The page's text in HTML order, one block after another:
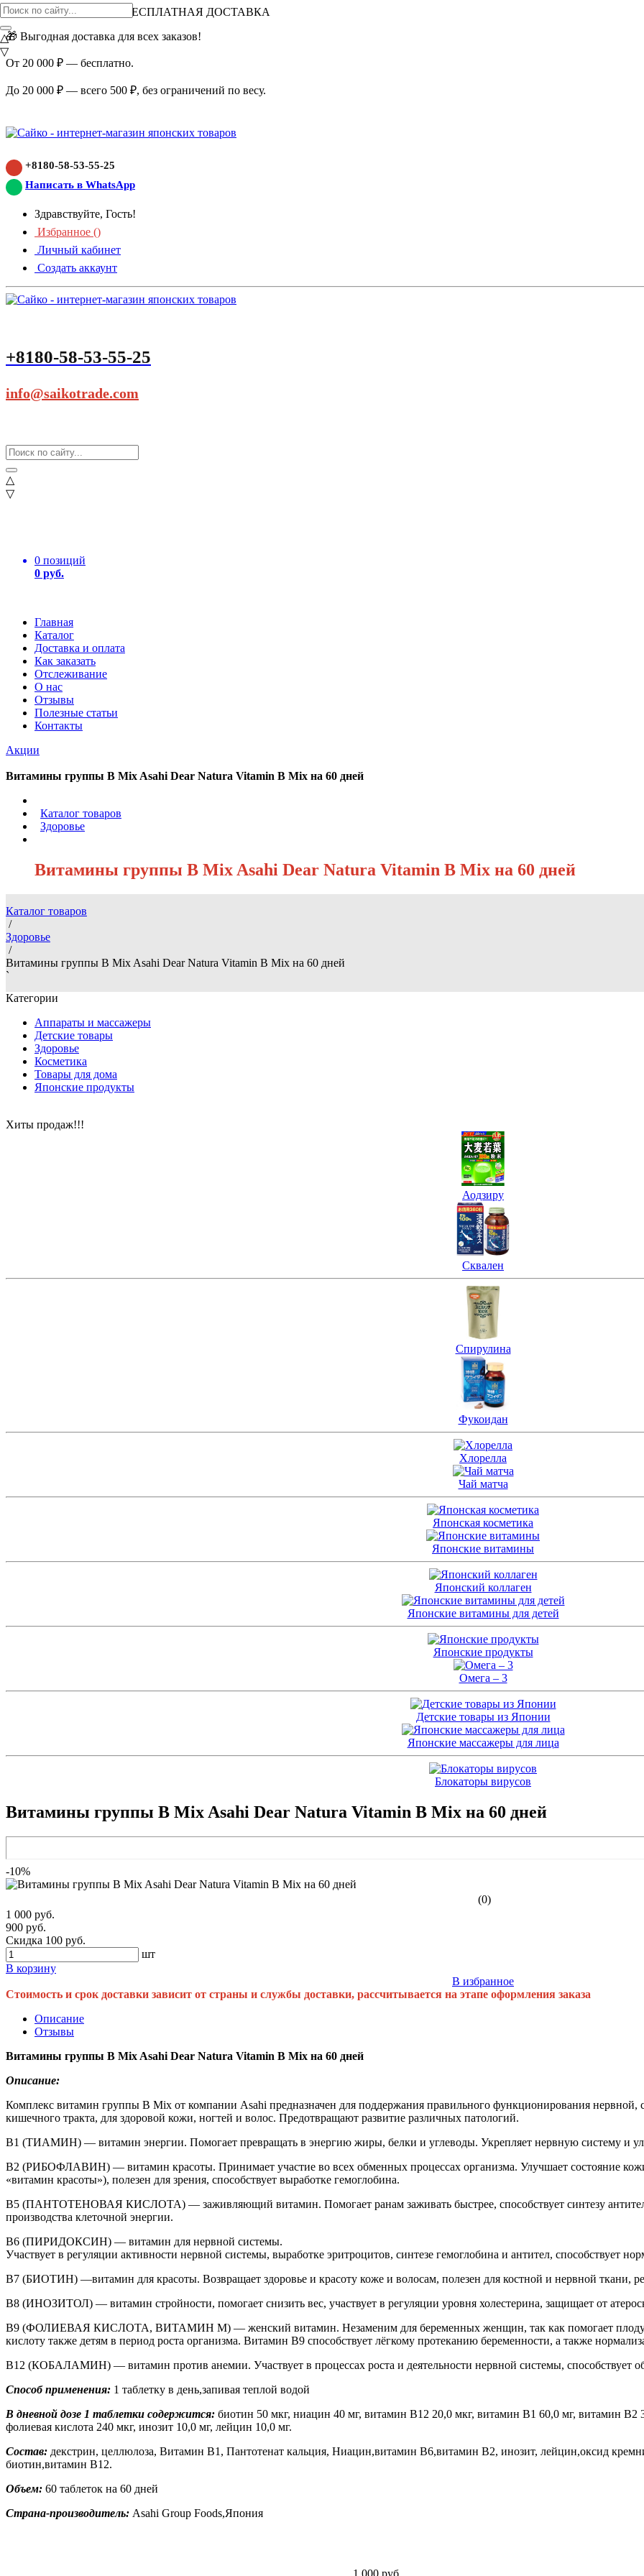
ВНИМАНИЕ АКЦИЯ!
БЕСПЛАТНАЯ ДОСТАВКА
🎁 Выгодная доставка для всех заказов!
От 20 000 ₽ — бесплатно.
До 20 000 ₽ — всего 500 ₽, без ограничений по весу.
+8180-58-53-55-25
Написать в WhatsApp
Здравствуйте, Гость!
Избранное ()
Личный кабинет
Создать аккаунт
+8180-58-53-55-25
info@saikotrade.com
△
▽
0 позиций
0 руб.
Главная
Каталог
Доставка и оплата
Как заказать
Отслеживание
О нас
Отзывы
Полезные статьи
Контакты
Акции
△
▽
Витамины группы В Mix Asahi Dear Natura Vitamin B Mix на 60 дней
Каталог товаров
Здоровье
Витамины группы В Mix Asahi Dear Natura Vitamin B Mix на 60 дней
Каталог товаров
/
Здоровье
/
Витамины группы В Mix Asahi Dear Natura Vitamin B Mix на 60 дней
`
Категории
Аппараты и массажеры
Детские товары
Здоровье
Косметика
Товары для дома
Японские продукты
Хиты продаж!!!
Аодзиру
Сквален
Спирулина
Фукоидан
Хлорелла
Чай матча
Японская косметика
Японские витамины
Японский коллаген
Японские витамины для детей
Японские продукты
Омега – 3
Детские товары из Японии
Японские массажеры для лица
Блокаторы вирусов
Витамины группы В Mix Asahi Dear Natura Vitamin B Mix на 60 дней
-10%
(0)
1 000 руб.
900 руб.
Скидка 100 руб.
шт
В корзину
В избранное
Стоимость и срок доставки зависит от страны и службы доставки, рассчитывается на этапе оформления заказа
Описание
Отзывы
Витамины группы В Mix Asahi Dear Natura Vitamin B Mix на 60 дней
Описание:
Комплекс витамин группы В Mix от компании Asahi предназначен для поддержания правильного функционирования нервной,
кишечного тракта, для здоровой кожи, ногтей и волос. Предотвращают развитие различных патологий.
B1 (ТИАМИН) — витамин энергии. Помогает превращать в энергию жиры, белки и углеводы. Укрепляет нервную систему и
B2 (РИБОФЛАВИН) — витамин красоты. Принимает участие во всех обменных процессах организма. Улучшает состояние
«витамин красоты»), полезен для зрения, способствует выработке гемоглобина.
B5 (ПАНТОТЕНОВАЯ КИСЛОТА) — заживляющий витамин. Помогает ранам заживать быстрее, способствует синтезу антител,
производства клеточной энергии.
B6 (ПИРИДОКСИН) — витамин для нервной системы.
Участвует в регуляции активности нервной системы, выработке эритроцитов, синтезе гемоглобина и антител, способствует
B7 (БИОТИН) —витамин для красоты. Возвращает здоровье и красоту коже и волосам, полезен для костной и нервной ткани,
B8 (ИНОЗИТОЛ) — витамин стройности, помогает снизить вес, участвует в регуляции уровня холестерина, защищает от
B9 (ФОЛИЕВАЯ КИСЛОТА, ВИТАМИН M) — женский витамин. Незаменим для беременных женщин, так как помогает плоду
кислоту также детям в период роста организма. Витамин B9 способствует лёгкому протеканию беременности, а также
B12 (КОБАЛАМИН) — витамин против анемии. Участвует в процессах роста и деятельности нервной системы, способствует
Способ применения: 1 таблетку в день,запивая теплой водой
В дневной дозе 1 таблетки содержится: биотин 50 мкг, ниацин 40 мг, витамин В12 20,0 мкг, витамин В1 60,0 мг, витамин В2
фолиевая кислота 240 мкг, инозит 10,0 мг, лейцин 10,0 мг.
Состав: декстрин, целлюлоза, Витамин В1, Пантотенат кальция, Ниацин,витамин В6,витамин В2, инозит, лейцин,оксид
биотин,витамин В12.
Объем: 60 таблеток на 60 дней
Страна-производитель: Asahi Group Foods,Япония
1 000 руб.